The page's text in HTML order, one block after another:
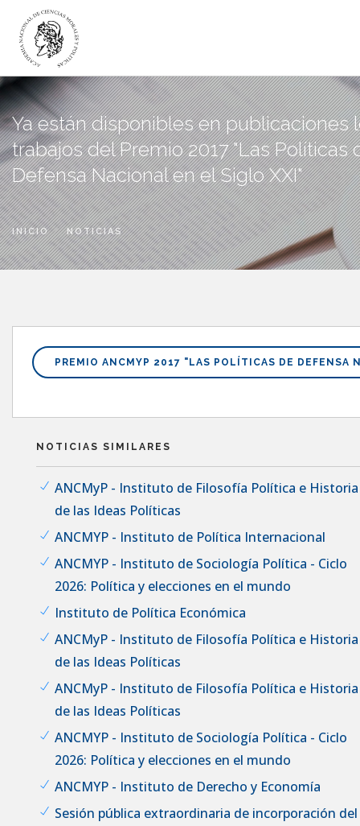
LA ACADEMIA
ACADÉMICOS
INSTITUTOS
DICTÁMENES
PUBLICACIONES
CANAL DIGITAL
BIBLIOTECA
Ya están disponibles en publicaciones
trabajos del Premio 2017 "Las Políticas
Defensa Nacional en el Siglo XXI"
INICIO NOTICIAS
PREMIO ANCMYP 2017 "LAS POLÍTICAS DE DEFENSA
NOTICIAS SIMILARES
ANCMyP - Instituto de Filosofía Política e Historia
de las Ideas Políticas
ANCMYP - Instituto de Política Internacional
ANCMYP - Instituto de Sociología Política - Ciclo
2026: Política y elecciones en el mundo
Instituto de Política Económica
ANCMyP - Instituto de Filosofía Política e Historia
de las Ideas Políticas
ANCMyP - Instituto de Filosofía Política e Historia
de las Ideas Políticas
ANCMYP - Instituto de Sociología Política - Ciclo
2026: Política y elecciones en el mundo
ANCMYP - Instituto de Derecho y Economía
Sesión pública extraordinaria de incorporación del